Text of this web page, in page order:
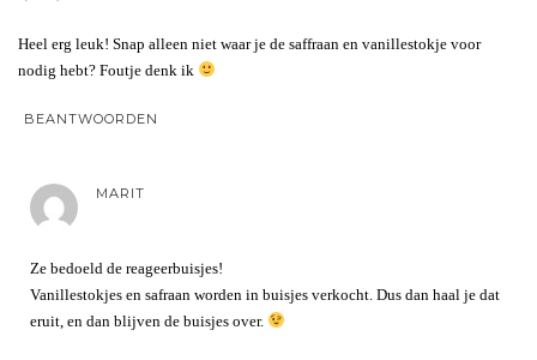
Heel erg leuk! Snap alleen niet waar je de saffraan en vanillestokje voor
nodig hebt? Foutje denk ik
BEANTWOORDEN
MARIT
Ze bedoeld de reageerbuisjes!
Vanillestokjes en safraan worden in buisjes verkocht. Dus dan haal je dat
eruit, en dan blijven de buisjes over.